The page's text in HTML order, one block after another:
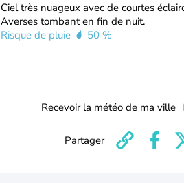
Ciel très nuageux avec de courtes
Averses tombant en fin de nuit.
Risque de pluie
50 %
Recevoir la météo de ma ville
Partager